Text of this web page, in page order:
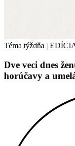
Téma týždňa |
Dve veci dnes
horúčavy a